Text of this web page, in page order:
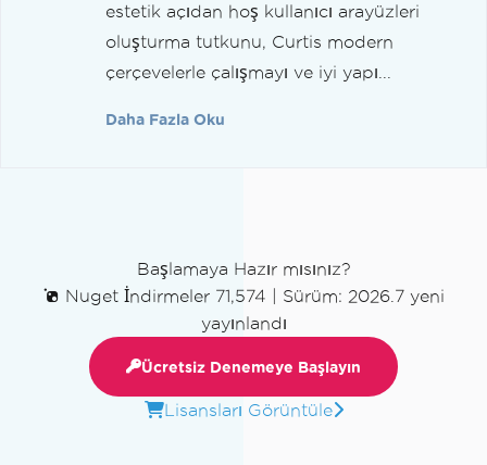
estetik açıdan hoş kullanıcı arayüzleri
oluşturma tutkunu, Curtis modern
çerçevelerle çalışmayı ve iyi yapı...
Daha Fazla Oku
Başlamaya Hazır mısınız?
Nuget İndirmeler 71,574
Sürüm: 2026.7 yeni
yayınlandı
Ücretsiz Denemeye Başlayın
Lisansları Görüntüle